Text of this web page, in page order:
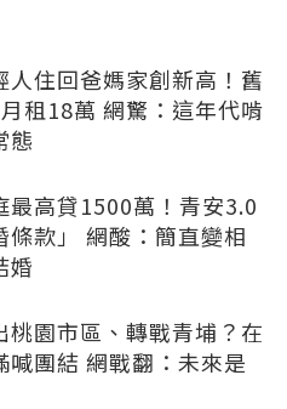
人住回爸媽家創新高！舊
租18萬 網驚：這年代啃
態
最高貸1500萬！青安3.0
條款」 網酸：簡直變相
婚
桃園市區、轉戰青埔？在
喊團結 網戰翻：未來是